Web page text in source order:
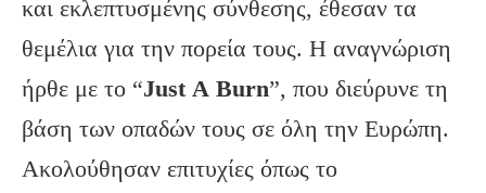
και εκλεπτυσμένης σύνθεσης, έθεσαν τα
θεμέλια για την πορεία τους. Η αναγνώριση
ήρθε με το “Just A Burn”, που διεύρυνε τη
βάση των οπαδών τους σε όλη την Ευρώπη.
Ακολούθησαν επιτυχίες όπως το